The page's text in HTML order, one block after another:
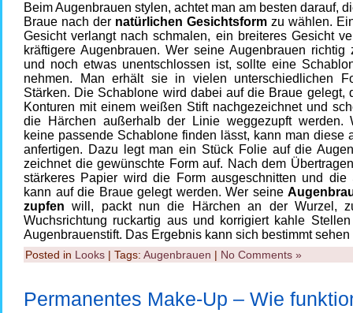
Beim Augenbrauen stylen, achtet man am besten darauf,
Braue nach der natürlichen Gesichtsform zu wählen.
Gesicht verlangt nach schmalen, ein breiteres Gesicht
kräftigere Augenbrauen. Wer seine Augenbrauen richtig
und noch etwas unentschlossen ist, sollte eine
nehmen. Man erhält sie in vielen unterschiedlichen
Stärken. Die Schablone wird dabei auf die Braue gelegt,
Konturen mit einem weißen Stift nachgezeichnet und
die Härchen außerhalb der Linie weggezupft werden.
keine passende Schablone finden lässt, kann man diese
anfertigen. Dazu legt man ein Stück Folie auf die
zeichnet die gewünschte Form auf. Nach dem
stärkeres Papier wird die Form ausgeschnitten und die
kann auf die Braue gelegt werden. Wer seine
zupfen will, packt nun die Härchen an der Wurzel,
Wuchsrichtung ruckartig aus und korrigiert kahle
Augenbrauenstift. Das Ergebnis kann sich bestimmt sehen
Posted in Looks | Tags: Augenbrauen | No Comments »
Permanentes Make-Up – Wie